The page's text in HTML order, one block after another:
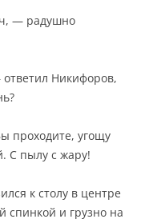
— радушно
Никифоров,
проходите, угощу
С пылу с жару!
к столу в центре
спинкой и грузно на